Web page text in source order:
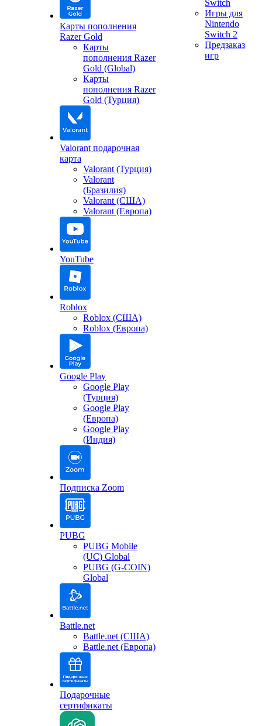
Карты пополнения
Razer Gold
Карты
пополнения Razer
Gold (Global)
Карты
пополнения Razer
Gold (Турция)
Valorant подарочная
карта
Valorant (Турция)
Valorant
(Бразилия)
Valorant (США)
Valorant (Европа)
YouTube
Roblox
Roblox (США)
Roblox (Европа)
Google Play
Google Play
(Турция)
Google Play
(Европа)
Google Play
(Индия)
Подписка Zoom
PUBG
PUBG Mobile
(UC) Global
PUBG (G-COIN)
Global
Battle.net
Battle.net (США)
Battle.net (Европа)
Подарочные
сертификаты
Switch
Игры для
Nintendo
Switch 2
Предзаказ
игр